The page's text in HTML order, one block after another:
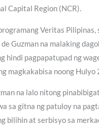
Capital Region (NCR).
Veritas Pilipinas,
Guzman na malaking
hindi pagpapatupad ng
magkakabisa noong Hulyo
na lalo nitong
sa gitna ng patuloy na
bilihin at serbisyo sa